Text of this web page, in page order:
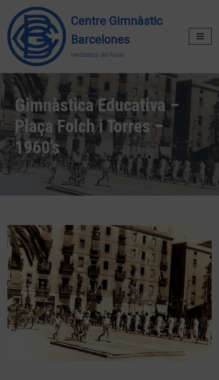
Vés
al
contingut
Centre Gimnàstic
Barcelones
Mediateca del Raval.
Gimnàstica Educativa –
Plaça Folch i Torres –
1960’s